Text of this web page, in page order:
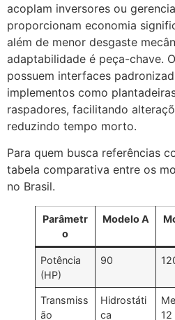
acoplam inversores ou
proporcionam economia
além de menor desgaste
adaptabilidade é peça-chave.
possuem interfaces
implementos como
raspadores, facilitando
reduzindo tempo morto.
Para quem busca referências
tabela comparativa entre os
no Brasil.
Parâmetr
o
Modelo A
Potência
(HP)
90
Transmiss
ão
Hidrostáti
ca
12